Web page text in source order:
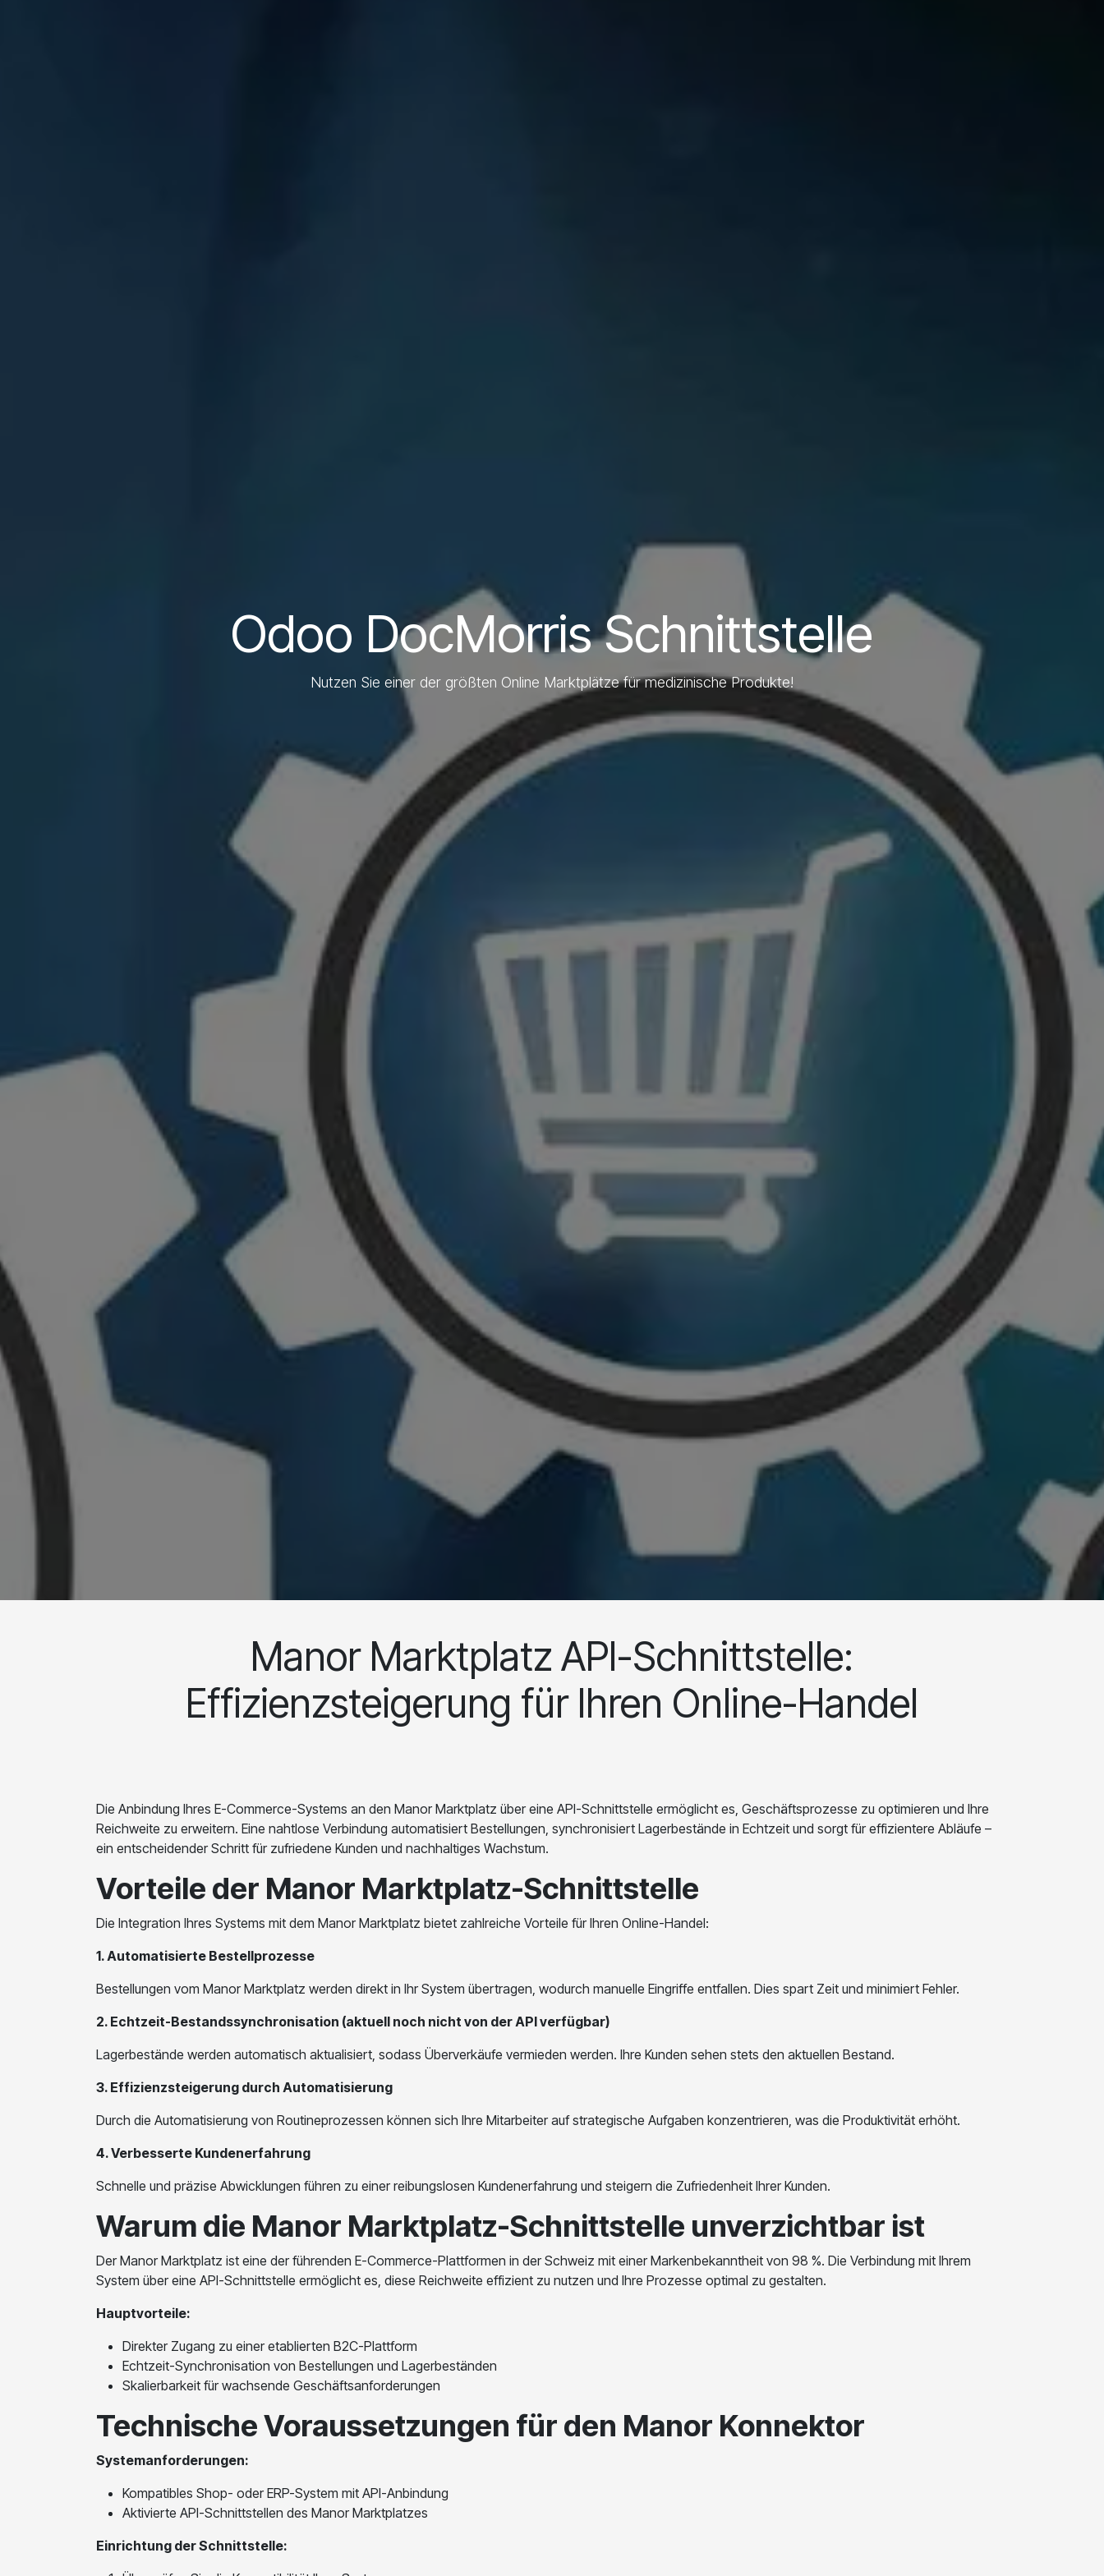
Odoo DocMorris Schnittstelle
Nutzen Sie einer der größten Online Marktplätze für medizinische Produkte!
Manor Marktplatz API-Schnittstelle:
Effizienzsteigerung für Ihren Online-Handel
Die Anbindung Ihres E-Commerce-Systems an den Manor Marktplatz über eine API-Schnittstelle ermöglicht es, Geschäftsprozesse zu optimieren und Ihre
Reichweite zu erweitern. Eine nahtlose Verbindung automatisiert Bestellungen, synchronisiert Lagerbestände in Echtzeit und sorgt für effizientere Abläufe –
ein entscheidender Schritt für zufriedene Kunden und nachhaltiges Wachstum.
Vorteile der Manor Marktplatz-Schnittstelle
Die Integration Ihres Systems mit dem Manor Marktplatz bietet zahlreiche Vorteile für Ihren Online-Handel:
1. Automatisierte Bestellprozesse
Bestellungen vom Manor Marktplatz werden direkt in Ihr System übertragen, wodurch manuelle Eingriffe entfallen. Dies spart Zeit und minimiert Fehler.
2. Echtzeit-Bestandssynchronisation (aktuell noch nicht von der API verfügbar)
Lagerbestände werden automatisch aktualisiert, sodass Überverkäufe vermieden werden. Ihre Kunden sehen stets den aktuellen Bestand.
3. Effizienzsteigerung durch Automatisierung
Durch die Automatisierung von Routineprozessen können sich Ihre Mitarbeiter auf strategische Aufgaben konzentrieren, was die Produktivität erhöht.
4. Verbesserte Kundenerfahrung
Schnelle und präzise Abwicklungen führen zu einer reibungslosen Kundenerfahrung und steigern die Zufriedenheit Ihrer Kunden.
Warum die Manor Marktplatz-Schnittstelle unverzichtbar ist
Der Manor Marktplatz ist eine der führenden E-Commerce-Plattformen in der Schweiz mit einer Markenbekanntheit von 98 %. Die Verbindung mit Ihrem
System über eine API-Schnittstelle ermöglicht es, diese Reichweite effizient zu nutzen und Ihre Prozesse optimal zu gestalten.
Hauptvorteile:
Direkter Zugang zu einer etablierten B2C-Plattform
Echtzeit-Synchronisation von Bestellungen und Lagerbeständen
Skalierbarkeit für wachsende Geschäftsanforderungen
Technische Voraussetzungen für den Manor Konnektor
Systemanforderungen:
Kompatibles Shop- oder ERP-System mit API-Anbindung
Aktivierte API-Schnittstellen des Manor Marktplatzes
Einrichtung der Schnittstelle: